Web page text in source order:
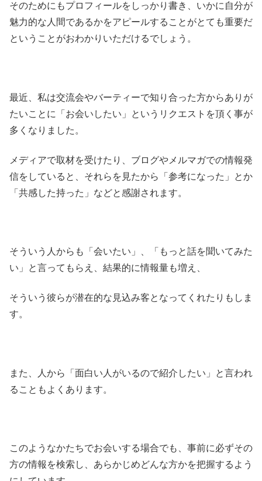
そのためにもプロフィールをしっかり書き、いかに自分が
魅力的な人間であるかをアピールすることがとても重要だ
ということがおわかりいただけるでしょう。
最近、私は交流会やバーティーで知り合った方からありが
たいことに「お会いしたい」というリクエストを頂く事が
多くなりました。
メディアで取材を受けたり、ブログやメルマガでの情報発
信をしていると、それらを見たから「参考になった」とか
「共感した持った」などと感謝されます。
そういう人からも「会いたい」、「もっと話を聞いてみた
い」と言ってもらえ、結果的に情報量も増え、
そういう彼らが潜在的な見込み客となってくれたりもしま
す。
また、人から「面白い人がいるので紹介したい」と言われ
ることもよくあります。
このようなかたちでお会いする場合でも、事前に必ずその
方の情報を検索し、あらかじめどんな方かを把握するよう